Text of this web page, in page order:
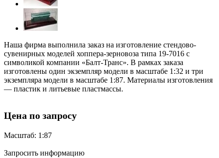
Наша фирма выполнила заказ на изготовление стендово-
сувенирных моделей хоппера-зерновоза типа 19-7016 с
символикой компании «Балт-Транс». В рамках заказа
изготовлены один экземпляр модели в масштабе 1:32 и три
экземпляра модели в масштабе 1:87. Материалы изготовления
— пластик и литьевые пластмассы.
Цена по запросу
Масштаб: 1:87
Запросить информацию